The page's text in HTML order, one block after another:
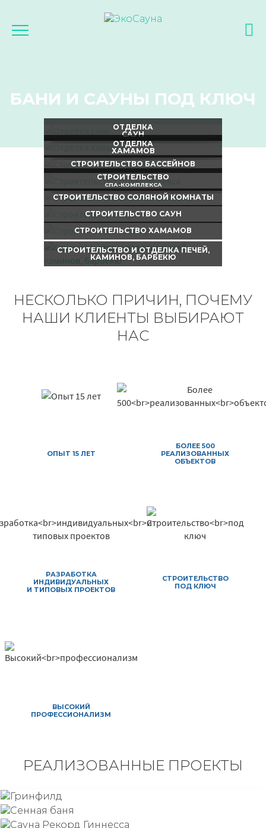
БАНИ И САУНЫ ПОД КЛЮЧ
ОТДЕЛКА
САУН
ОТДЕЛКА
ХАМАМОВ
СТРОИТЕЛЬСТВО БАССЕЙНОВ
СТРОИТЕЛЬСТВО
СПА-КОМПЛЕКСА
СТРОИТЕЛЬСТВО СОЛЯНОЙ КОМНАТЫ
СТРОИТЕЛЬСТВО САУН
СТРОИТЕЛЬСТВО ХАМАМОВ
СТРОИТЕЛЬСТВО И ОТДЕЛКА ПЕЧЕЙ,
КАМИНОВ, БАРБЕКЮ
НЕСКОЛЬКО ПРИЧИН, ПОЧЕМУ
НАШИ КЛИЕНТЫ ВЫБИРАЮТ
НАС
ОПЫТ 15 ЛЕТ
БОЛЕЕ 500
РЕАЛИЗОВАННЫХ
ОБЪЕКТОВ
РАЗРАБОТКА
ИНДИВИДУАЛЬНЫХ
И ТИПОВЫХ ПРОЕКТОВ
СТРОИТЕЛЬСТВО
ПОД КЛЮЧ
ВЫСОКИЙ
ПРОФЕССИОНАЛИЗМ
РЕАЛИЗОВАННЫЕ ПРОЕКТЫ
подробнее